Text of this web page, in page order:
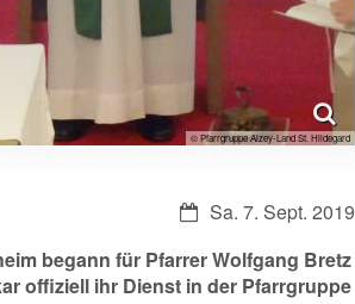
© Pfarrgruppe Alzey-Land St. Hildegard
Datum:Sa. 7. Sept. 2019
begann für Pfarrer Wolfgang Bretz
offiziell ihr Dienst in der Pfarrgruppe